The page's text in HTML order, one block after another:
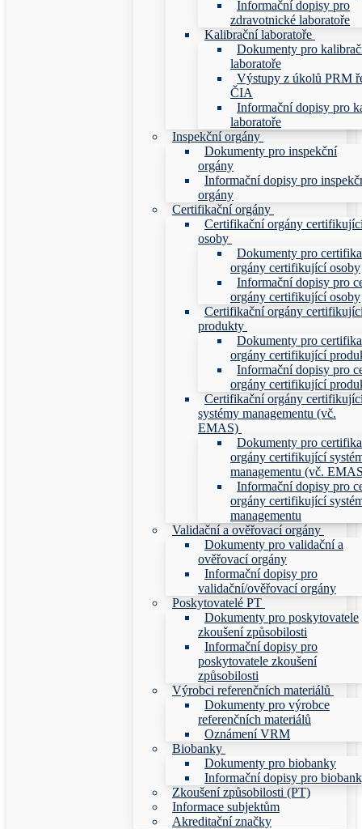
Informační dopisy pro
zdravotnické laboratoře
Kalibrační laboratoře
Dokumenty pro
laboratoře
Výstupy z úkolů PRM
ČIA
Informační dopisy pro
laboratoře
Inspekční orgány
Dokumenty pro inspekční
orgány
Informační dopisy pro
orgány
Certifikační orgány
Certifikační orgány
osoby
Dokumenty pro
orgány certifikující osoby
Informační dopisy pro
orgány certifikující osoby
Certifikační orgány
produkty
Dokumenty pro
orgány certifikující
Informační dopisy pro
orgány certifikující
Certifikační orgány
systémy managementu (vč.
EMAS)
Dokumenty pro
orgány certifikující
managementu (vč.
Informační dopisy pro
orgány certifikující
managementu
Validační a ověřovací orgány
Dokumenty pro validační a
ověřovací orgány
Informační dopisy pro
validační/ověřovací orgány
Poskytovatelé PT
Dokumenty pro poskytovatele
zkoušení způsobilosti
Informační dopisy pro
poskytovatele zkoušení
způsobilosti
Výrobci referenčních materiálů
Dokumenty pro výrobce
referenčních materiálů
Oznámení VRM
Biobanky
Dokumenty pro biobanky
Informační dopisy pro
Zkoušení způsobilosti (PT)
Informace subjektům
Akreditační značky